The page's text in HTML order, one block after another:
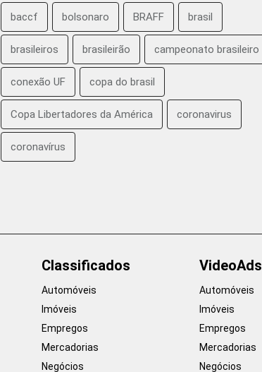
baccf bolsonaro BRAFF brasil
brasileiros brasileirão campeonato brasileiro
conexão UF copa do brasil
Copa Libertadores da América coronavirus
coronavírus
Classificados
Automóveis
Imóveis
Empregos
Mercadorias
Negócios
VideoAds
Automóveis
Imóveis
Empregos
Mercadorias
Negócios